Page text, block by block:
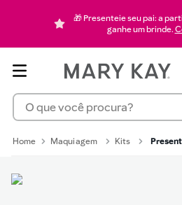
🎁 Presenteie seu pai: a
ganhe um brinde.
O que você procura?
Maquiagem Kits
hidratante
mascara cilios
pincel
10 protetor solar